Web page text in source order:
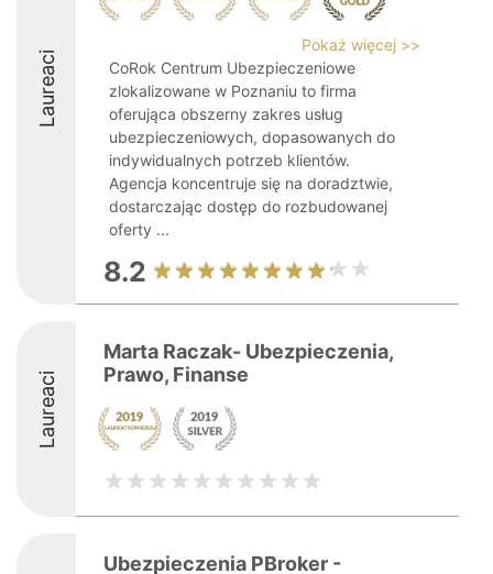
Laureaci
Pokaż więcej >>
CoRok Centrum Ubezpieczeniowe
zlokalizowane w Poznaniu to firma
oferująca obszerny zakres usług
ubezpieczeniowych, dopasowanych do
indywidualnych potrzeb klientów.
Agencja koncentruje się na doradztwie,
dostarczając dostęp do rozbudowanej
oferty ...
8.2
Laureaci
Marta Raczak- Ubezpieczenia,
Prawo, Finanse
Ubezpieczenia PBroker -